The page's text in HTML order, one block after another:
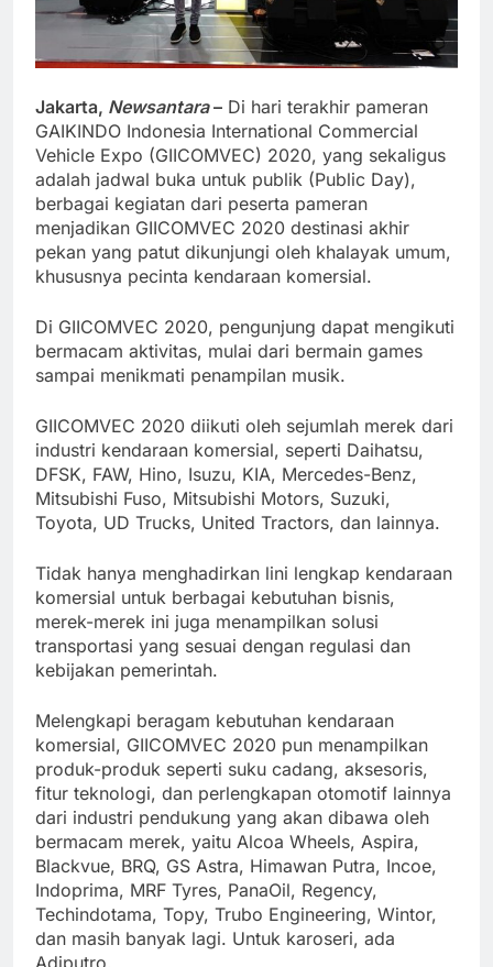
Jakarta, Newsantara– Di hari terakhir pameran
GAIKINDO Indonesia International Commercial
Vehicle Expo (GIICOMVEC) 2020, yang sekaligus
adalah jadwal buka untuk publik (Public Day),
berbagai kegiatan dari peserta pameran
menjadikan GIICOMVEC 2020 destinasi akhir
pekan yang patut dikunjungi oleh khalayak umum,
khususnya pecinta kendaraan komersial.
Di GIICOMVEC 2020, pengunjung dapat mengikuti
bermacam aktivitas, mulai dari bermain games
sampai menikmati penampilan musik.
GIICOMVEC 2020 diikuti oleh sejumlah merek dari
industri kendaraan komersial, seperti Daihatsu,
DFSK, FAW, Hino, Isuzu, KIA, Mercedes-Benz,
Mitsubishi Fuso, Mitsubishi Motors, Suzuki,
Toyota, UD Trucks, United Tractors, dan lainnya.
Tidak hanya menghadirkan lini lengkap kendaraan
komersial untuk berbagai kebutuhan bisnis,
merek-merek ini juga menampilkan solusi
transportasi yang sesuai dengan regulasi dan
kebijakan pemerintah.
Melengkapi beragam kebutuhan kendaraan
komersial, GIICOMVEC 2020 pun menampilkan
produk-produk seperti suku cadang, aksesoris,
fitur teknologi, dan perlengkapan otomotif lainnya
dari industri pendukung yang akan dibawa oleh
bermacam merek, yaitu Alcoa Wheels, Aspira,
Blackvue, BRQ, GS Astra, Himawan Putra, Incoe,
Indoprima, MRF Tyres, PanaOil, Regency,
Techindotama, Topy, Trubo Engineering, Wintor,
dan masih banyak lagi. Untuk karoseri, ada
Adiputro.